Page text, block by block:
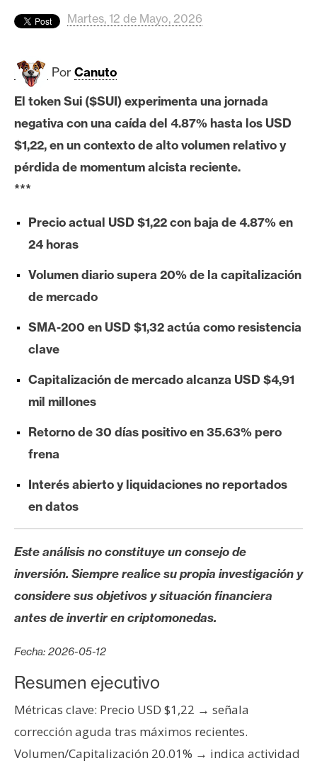
s
B
t
c
o
i
E
t
e
r
e
u
m
I
n
á
s
i
s
N
o
t
s
d
e
Martes, 12 de Mayo, 2026
Por Canuto
El token Sui ($SUI) experimenta una jornada
negativa con una caída del 4.87% hasta los USD
$1,22, en un contexto de alto volumen relativo y
pérdida de momentum alcista reciente.
***
Precio actual USD $1,22 con baja de 4.87% en
24 horas
Volumen diario supera 20% de la capitalización
de mercado
SMA-200 en USD $1,32 actúa como resistencia
clave
Capitalización de mercado alcanza USD $4,91
mil millones
Retorno de 30 días positivo en 35.63% pero
frena
Interés abierto y liquidaciones no reportados
en datos
Este análisis no constituye un consejo de
inversión. Siempre realice su propia investigación y
considere sus objetivos y situación financiera
antes de invertir en criptomonedas.
Fecha: 2026-05-12
Resumen ejecutivo
Métricas clave: Precio USD $1,22 → señala
corrección aguda tras máximos recientes.
Volumen/Capitalización 20.01% → indica actividad